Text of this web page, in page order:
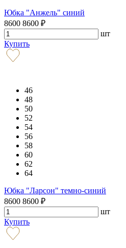
Юбка "Анжель" синий
8600 8600 ₽
шт
Купить
46
48
50
52
54
56
58
60
62
64
Юбка "Ларсон" темно-синий
8600 8600 ₽
шт
Купить